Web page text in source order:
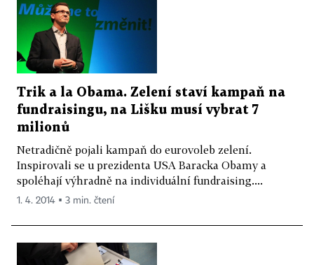
Trik a la Obama. Zelení staví kampaň na
fundraisingu, na Lišku musí vybrat 7
milionů
Netradičně pojali kampaň do eurovoleb zelení.
Inspirovali se u prezidenta USA Baracka Obamy a
spoléhají výhradně na individuální fundraising....
1. 4. 2014 ▪ 3 min. čtení